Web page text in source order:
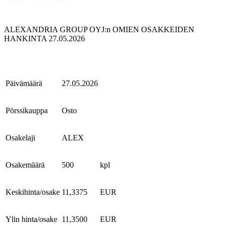
ALEXANDRIA GROUP OYJ:n OMIEN OSAKKEIDEN
HANKINTA 27.05.2026
Päivämäärä 27.05.2026
Pörssikauppa Osto
Osakelaji ALEX
Osakemäärä 500 kpl
Keskihinta/osake 11,3375 EUR
Ylin hinta/osake 11,3500 EUR